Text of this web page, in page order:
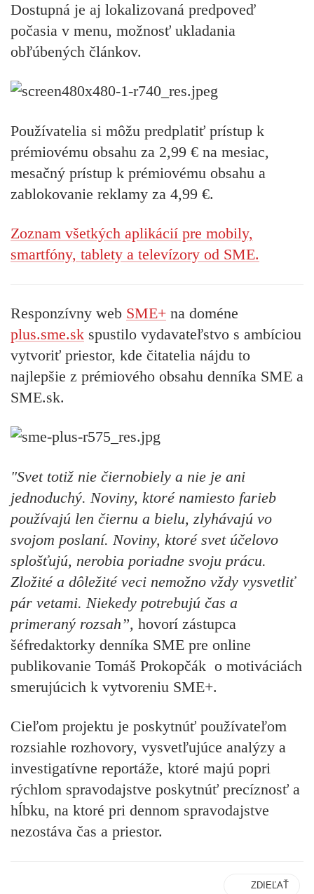
Dostupná je aj lokalizovaná predpoveď
počasia v menu, možnosť ukladania
obľúbených článkov.
Používatelia si môžu predplatiť prístup k
prémiovému obsahu za 2,99 € na mesiac,
mesačný prístup k prémiovému obsahu a
zablokovanie reklamy za 4,99 €.
Zoznam všetkých aplikácií pre mobily,
smartfóny, tablety a televízory od SME.
Responzívny web SME+ na doméne
plus.sme.sk spustilo vydavateľstvo s ambíciou
vytvoriť priestor, kde čitatelia nájdu to
najlepšie z prémiového obsahu denníka SME a
SME.sk.
"Svet totiž nie čiernobiely a nie je ani
jednoduchý. Noviny, ktoré namiesto farieb
používajú len čiernu a bielu, zlyhávajú vo
svojom poslaní. Noviny, ktoré svet účelovo
splošťujú, nerobia poriadne svoju prácu.
Zložité a dôležité veci nemožno vždy vysvetliť
pár vetami. Niekedy potrebujú čas a
primeraný rozsah”, hovorí zástupca
šéfredaktorky denníka SME pre online
publikovanie Tomáš Prokopčák o motiváciách
smerujúcich k vytvoreniu SME+.
Cieľom projektu je poskytnúť používateľom
rozsiahle rozhovory, vysvetľujúce analýzy a
investigatívne reportáže, ktoré majú popri
rýchlom spravodajstve poskytnúť precíznosť a
hĺbku, na ktoré pri dennom spravodajstve
nezostáva čas a priestor.
ZDIEĽAŤ